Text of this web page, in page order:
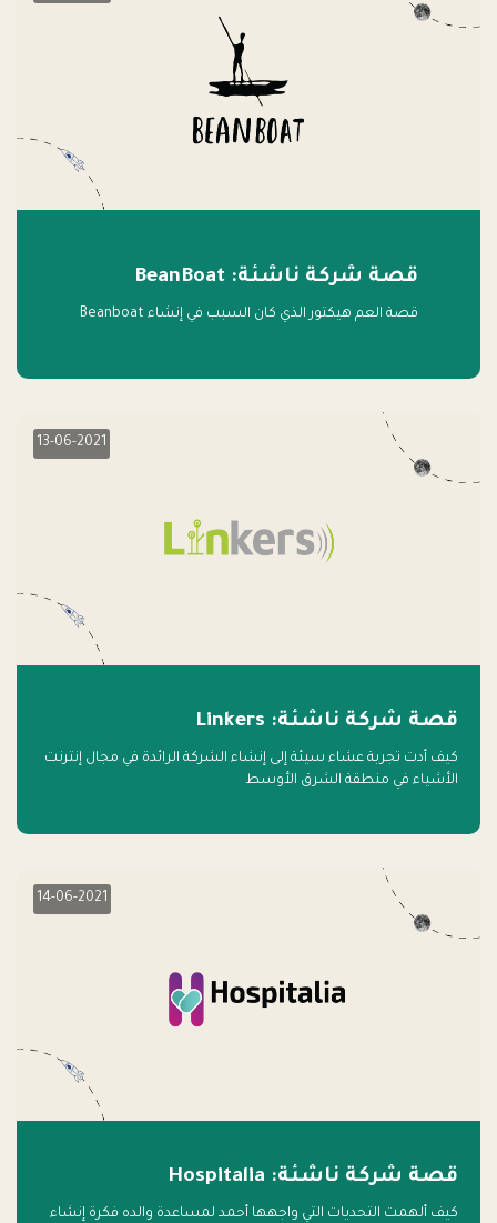
قصة شركة ناشئة: BeanBoat
قصة العم هيكتور الذي كان السبب في إنشاء Beanboat
13-06-2021
قصة شركة ناشئة: Linkers
كيف أدت تجربة عشاء سيئة إلى إنشاء الشركة الرائدة في مجال إنترنت
الأشياء في منطقة الشرق الأوسط
14-06-2021
قصة شركة ناشئة: Hospitalia
كيف ألهمت التحديات التي واجهها أحمد لمساعدة والده فكرة إنشاء